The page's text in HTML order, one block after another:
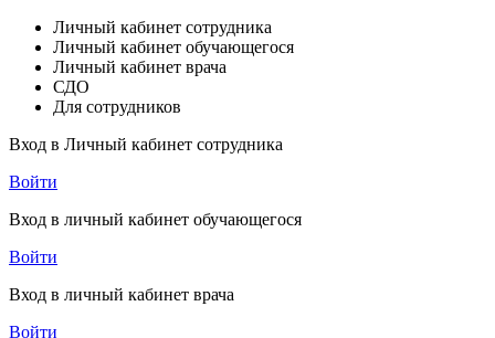
Личный кабинет сотрудника
Личный кабинет обучающегося
Личный кабинет врача
СДО
Для сотрудников
Вход в Личный кабинет сотрудника
Войти
Вход в личный кабинет обучающегося
Войти
Вход в личный кабинет врача
Войти